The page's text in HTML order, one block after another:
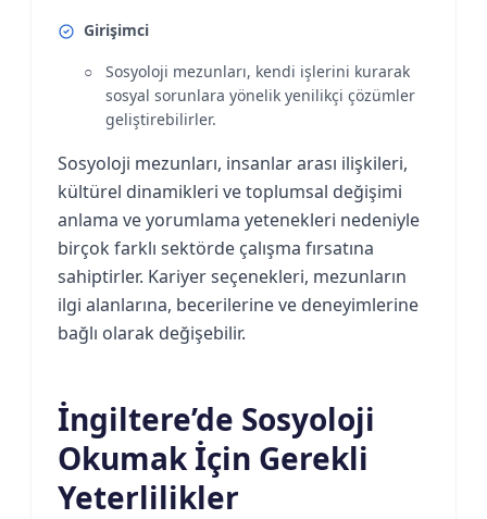
Girişimci
Sosyoloji mezunları, kendi işlerini kurarak
sosyal sorunlara yönelik yenilikçi çözümler
geliştirebilirler.
Sosyoloji mezunları, insanlar arası ilişkileri,
kültürel dinamikleri ve toplumsal değişimi
anlama ve yorumlama yetenekleri nedeniyle
birçok farklı sektörde çalışma fırsatına
sahiptirler. Kariyer seçenekleri, mezunların
ilgi alanlarına, becerilerine ve deneyimlerine
bağlı olarak değişebilir.
İngiltere’de Sosyoloji
Okumak İçin Gerekli
Yeterlilikler